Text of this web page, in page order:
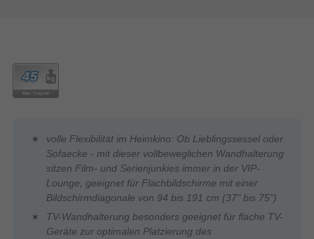
volle Flexibilität im Heimkino: Ob Lieblingssessel oder
Sofaecke - mit dieser vollbeweglichen Wandhalterung
sitzen Film- und Serienjunkies immer in der VIP-
Lounge, geeignet für Flachbildschirme mit einer
Bildschirmdiagonale von 94 bis 191 cm (37" bis 75")
TV-Wandhalterung besonders geeignet für flache TV-
Geräte zur optimalen Platzierung des